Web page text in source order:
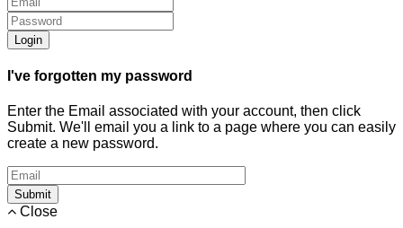
Login
I've forgotten my password
Enter the Email associated with your account, then click
Submit. We'll email you a link to a page where you can easily
create a new password.
Submit
Close